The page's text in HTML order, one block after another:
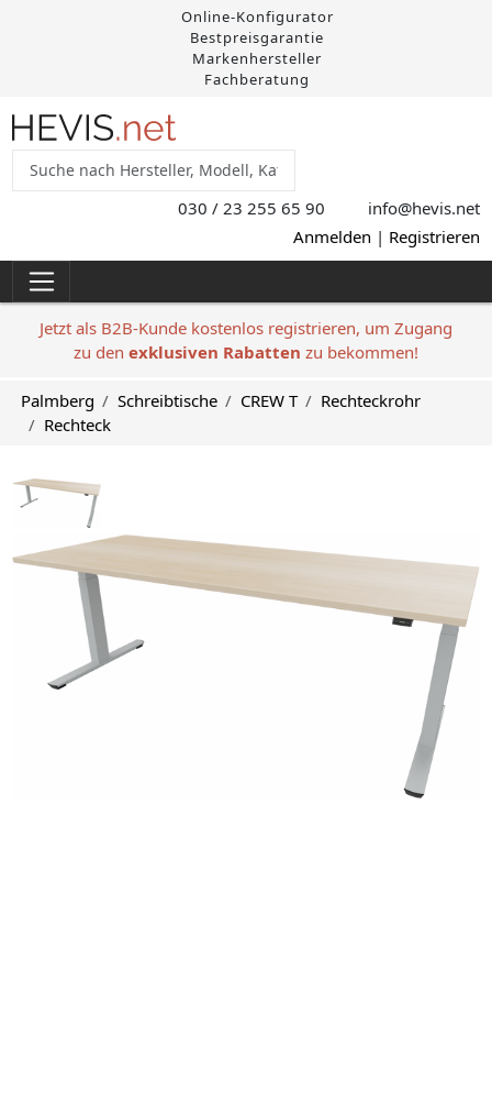
Online-Konfigurator
Bestpreisgarantie
Markenhersteller
Fachberatung
030 / 23 255 65 90 info@hevis.net
Anmelden | Registrieren
Jetzt als B2B-Kunde kostenlos registrieren, um Zugang
zu den exklusiven Rabatten zu bekommen!
Palmberg Schreibtische CREW T
Rechteckrohr
Rechteck